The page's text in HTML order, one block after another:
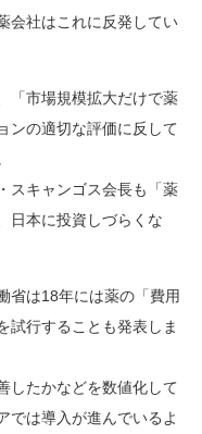
会社はこれに反発してい
「市場規模拡大だけで薬
ンの適切な評価に反して
スキャンゴス会長も「薬
日本に投資しづらくな
省は18年には薬の「費用
試行することも発表しま
したかなどを数値化して
では導入が進んでいるよ